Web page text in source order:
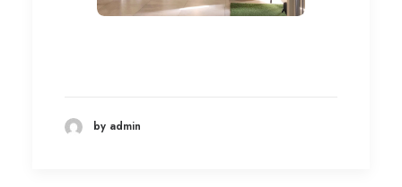
by admin